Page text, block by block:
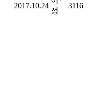
2017.10.24
정
3116